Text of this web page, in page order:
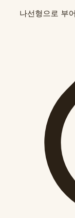
나선형으로 부어